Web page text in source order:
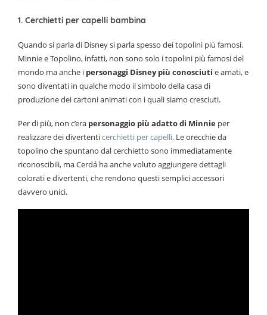
1. Cerchietti per capelli bambina
Quando si parla di Disney si parla spesso dei topolini più famosi.
Minnie e Topolino, infatti, non sono solo i topolini più famosi del
mondo ma anche i personaggi Disney più conosciuti e amati, e
sono diventati in qualche modo il simbolo della casa di
produzione dei cartoni animati con i quali siamo cresciuti.
Per di più, non c’era personaggio più adatto di Minnie per
realizzare dei divertenticerchietti per capelli. Le orecchie da
topolino che spuntano dal cerchietto sono immediatamente
riconoscibili, ma Cerdá ha anche voluto aggiungere dettagli
colorati e divertenti, che rendono questi semplici accessori
davvero unici.